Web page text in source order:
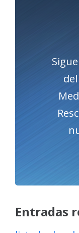
a la
Entradas